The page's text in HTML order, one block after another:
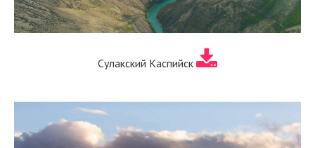
Сулакский Каспийск